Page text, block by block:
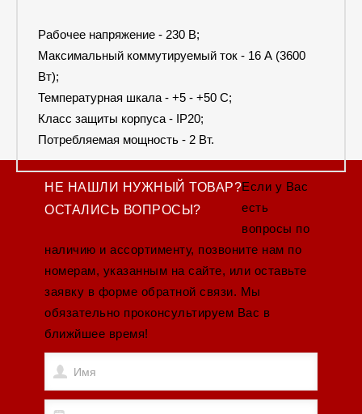
Рабочее напряжение - 230 В;
Максимальный коммутируемый ток - 16 А (3600
Вт);
Температурная шкала - +5 - +50 С;
Класс защиты корпуса - IP20;
Потребляемая мощность - 2 Вт.
НЕ НАШЛИ НУЖНЫЙ ТОВАР?
ОСТАЛИСЬ ВОПРОСЫ?
Если у Вас
есть
вопросы по
наличию и ассортименту, позвоните нам по
номерам, указанным на сайте, или оставьте
заявку в форме обратной связи. Мы
обязательно проконсультируем Вас в
ближйшее время!